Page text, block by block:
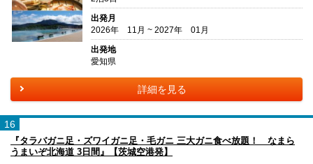
出発月
2026年 11月 ~ 2027年 01月
出発地
愛知県
詳細を見る
16
『タラバガニ足・ズワイガニ足・毛ガニ 三大ガニ食べ放題！ なまら
うまいぞ北海道 3日間』【茨城空港発】